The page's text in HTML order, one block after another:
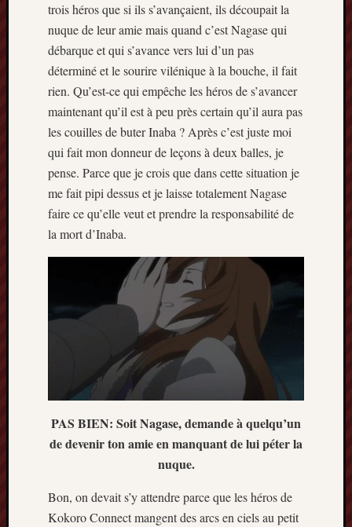
trois héros que si ils s’avançaient, ils découpait la
nuque de leur amie mais quand c’est Nagase qui
débarque et qui s’avance vers lui d’un pas
déterminé et le sourire vilénique à la bouche, il fait
rien. Qu’est-ce qui empêche les héros de s’avancer
maintenant qu’il est à peu près certain qu’il aura pas
les couilles de buter Inaba ? Après c’est juste moi
qui fait mon donneur de leçons à deux balles, je
pense. Parce que je crois que dans cette situation je
me fait pipi dessus et je laisse totalement Nagase
faire ce qu’elle veut et prendre la responsabilité de
la mort d’Inaba.
PAS BIEN: Soit Nagase, demande à quelqu’un
de devenir ton amie en manquant de lui péter la
nuque.
Bon, on devait s’y attendre parce que les héros de
Kokoro Connect mangent des arcs en ciels au petit